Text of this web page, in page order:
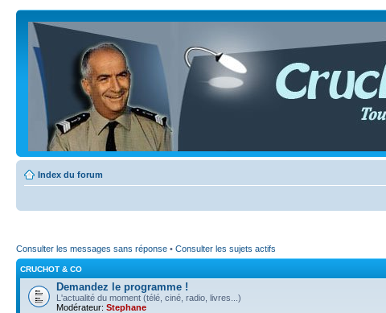
Index du forum
Consulter les messages sans réponse • Consulter les sujets actifs
CRUCHOT & CO
Demandez le programme !
L'actualité du moment (télé, ciné, radio, livres...)
Modérateur: Stephane